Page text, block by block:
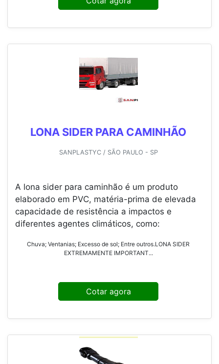
LONA SIDER PARA CAMINHÃO
SANPLASTYC / SÃO PAULO - SP
A lona sider para caminhão é um produto
elaborado em PVC, matéria-prima de elevada
capacidade de resistência a impactos e
diferentes agentes climáticos, como:
Chuva; Ventanias; Excesso de sol; Entre outros.LONA SIDER
EXTREMAMENTE IMPORTANT...
Cotar agora